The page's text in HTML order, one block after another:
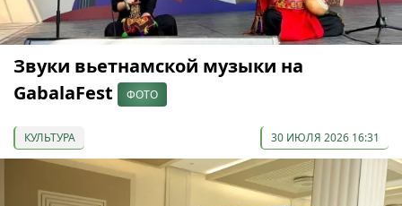
Звуки вьетнамской музыки на
GabalaFest
ФОТО
КУЛЬТУРА 30 ИЮЛЯ 2026 16:31